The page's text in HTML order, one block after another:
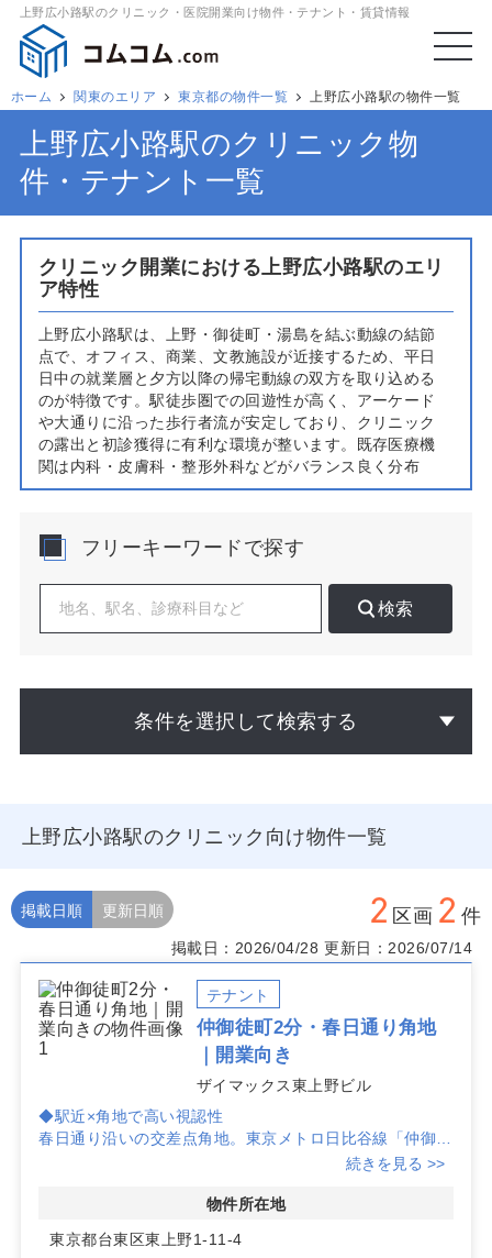
上野広小路駅のクリニック・医院開業向け物件・テナント・賃貸情報
ホーム 関東のエリア 東京都の物件一覧 上野広小路駅の物件一覧
上野広小路駅のクリニック物
件・テナント一覧
クリニック開業における上野広小路駅のエリ
ア特性
上野広小路駅は、上野・御徒町・湯島を結ぶ動線の結節
点で、オフィス、商業、文教施設が近接するため、平日
日中の就業層と夕方以降の帰宅動線の双方を取り込める
のが特徴です。駅徒歩圏での回遊性が高く、アーケード
や大通りに沿った歩行者流が安定しており、クリニック
の露出と初診獲得に有利な環境が整います。既存医療機
関は内科・皮膚科・整形外科などがバランス良く分布
し、生活圏ニーズに根差した診療科の適合性が高いエリ
開業検討にあたっては、平日昼間の歩行量と夕方の通行
が重要です。大通りと裏通りで患者層が変わるため、通
勤動線を狙う場合は駅出入口からの直線導線や信号待ち
す。競合の診療時間、休診日、予約導線の分析により差
別化ポイントを可視化し、ビル上層区画でも路面同等の
認知が得られるよう、ファサードの見え方や動線上の視
認機会を現地で検証してください。処置音やプライバシ
駐輪スペースの確保可能性、薬局動線との相性を合わせ
て評価することが鍵です。将来的な増員・検査導入を見
据えたバックヤード動線、受付から診察室までの視線コ
足度に直結します。
上野広小路駅エリアでのクリニック開業向け物件をお探
しの際は、掲載にない区画や水面下の案件も含めて現地
の人流計測と周辺医療の需給分析を踏まえたご提案が可
れば、最適な物件の候補と動線設計の考え方をご案内し
ます。
フリーキーワードで探す
検索
条件を選択して検索する
上野広小路駅のクリニック向け物件一覧
2 区画 2 件
掲載日順 更新日順
掲載日：2026/04/28 更新日：2026/07/14
テナント
仲御徒町2分・春日通り角地
｜開業向き
ザイマックス東上野ビル
◆駅近×角地で高い視認性
春日通り沿いの交差点角地。東京メトロ日比谷線「仲御徒
町」徒歩2分、JR山手線・京浜東北線「御徒町」徒歩4
で、クリニックの集患力に寄与する立地です。
◆医療テナントに適した建物条件
続きを見る >>
物件所在地
東京都台東区東上野1-11-4